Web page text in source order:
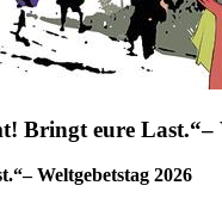
Bringt eure Last.“–
Weltgebetstag 2026